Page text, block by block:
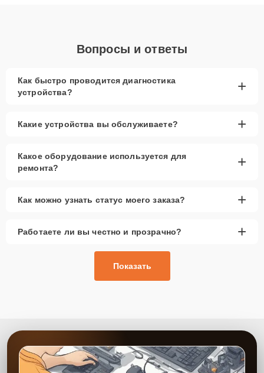
Вопросы и ответы
Как быстро проводится диагностика
устройства?
+
Какие устройства вы обслуживаете? +
Какое оборудование используется для
ремонта?
+
Как можно узнать статус моего заказа? +
Работаете ли вы честно и прозрачно? +
Показать